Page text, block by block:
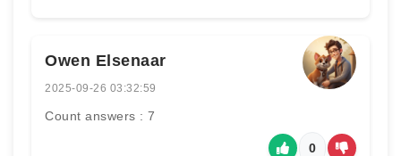
Owen Elsenaar
2025-09-26 03:32:59
Count answers : 7
0